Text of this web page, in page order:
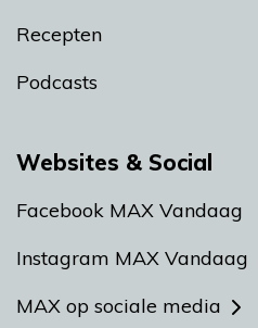
Recepten
Podcasts
Websites & Social
Facebook MAX Vandaag
Instagram MAX Vandaag
MAX op sociale media